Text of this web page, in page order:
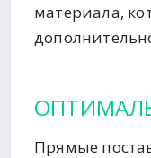
материала,
Прямые